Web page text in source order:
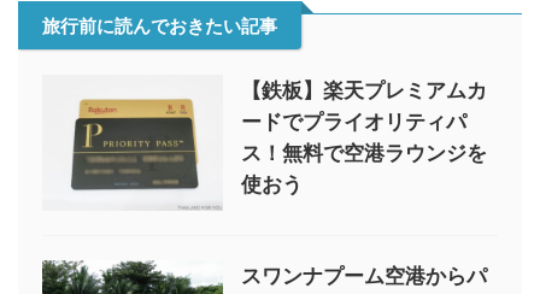
旅行前に読んでおきたい記事
【鉄板】楽天プレミアムカ
ードでプライオリティパ
ス！無料で空港ラウンジを
使おう
スワンナプーム空港からパ